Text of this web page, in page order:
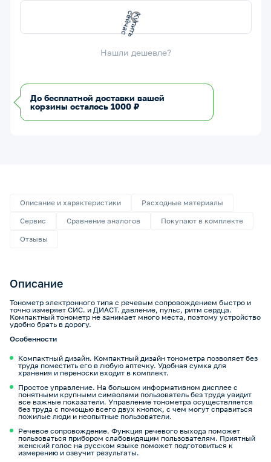
К
у
п
и
т
ь
с
е
й
ч
а
с
Нашли дешевле?
До бесплатной доставки вашей
корзины осталось 1000 ₽
Описание и характеристики
Расходные материалы
Сервис
Сравнение аналогов
Покупают в комплекте
Отзывы
Описание
Тонометр электронного типа с речевым сопровождением быстро и
точно измеряет СИС. и ДИАСТ. давление, пульс, ритм сердца.
Компактный тонометр не занимает много места, поэтому устройство
удобно брать в дорогу.
Особенности
Компактный дизайн. Компактный дизайн тонометра позволяет без
труда поместить его в любую аптечку. Удобная сумка для
хранения и переноски входит в комплект.
Простое управление. На большом информативном дисплее с
понятными крупными символами пользователь без труда увидит
все важные показатели. Управление тонометра осуществляется
без труда с помощью всего двух кнопок, с чем могут справиться
пожилые люди и неопытные пользователи.
Речевое сопровождение. Функция речевого выхода поможет
пользоваться прибором слабовидящим пользователям. Приятный
женский голос на русском языке поможет подготовиться к
измерению и озвучит результаты.